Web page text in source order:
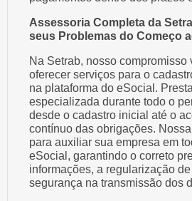
Assessoria Completa da
seus Problemas do Começo
Na Setrab, nosso
oferecer serviços para o
na plataforma do eSocial.
especializada durante todo o
desde o cadastro inicial até o
contínuo das obrigações.
para auxiliar sua empresa em
eSocial, garantindo o correto
informações, a regularização
segurança na transmissão dos